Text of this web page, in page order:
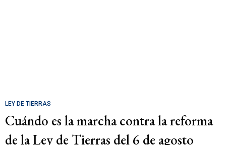
LEY DE TIERRAS
Cuándo es la marcha contra la reforma
de la Ley de Tierras del 6 de agosto